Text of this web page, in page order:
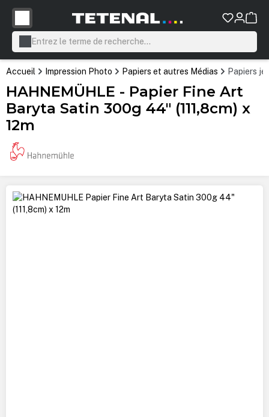
principal
Accueil Impression Photo Papiers et autres Médias Papiers
HAHNEMÜHLE - Papier Fine Art
Baryta Satin 300g 44" (111,8cm) x
12m
Ignorer la galerie d'images